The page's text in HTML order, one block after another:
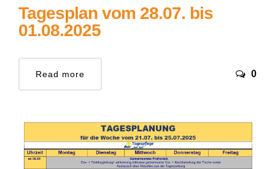
Tagesplan vom 28.07. bis
01.08.2025
Read more 0